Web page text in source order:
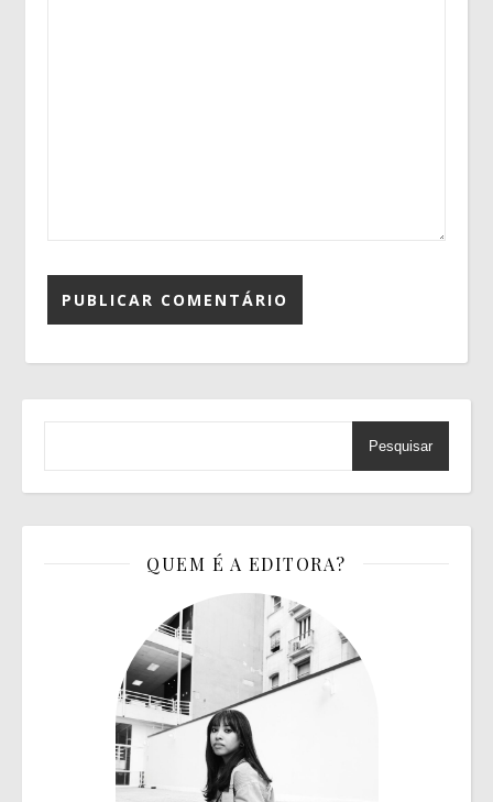
Pesquisar
QUEM É A EDITORA?